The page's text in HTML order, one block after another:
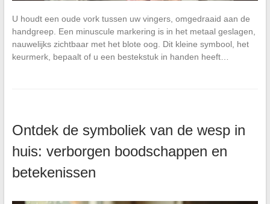
U houdt een oude vork tussen uw vingers, omgedraaid aan de
handgreep. Een minuscule markering is in het metaal geslagen,
nauwelijks zichtbaar met het blote oog. Dit kleine symbool, het
keurmerk, bepaalt of u een bestekstuk in handen heeft…
Ontdek de symboliek van de wesp in
huis: verborgen boodschappen en
betekenissen